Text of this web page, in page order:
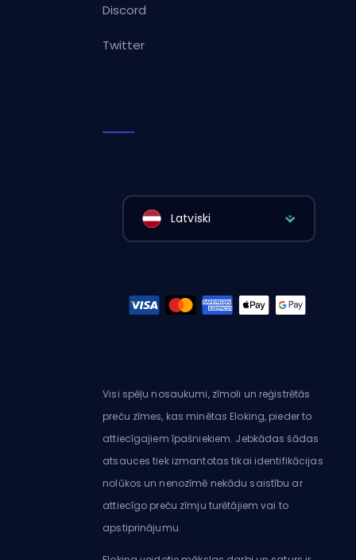
Discord
Twitter
Latviski
Visi spēļu nosaukumi, zīmoli un reģistrētās
preču zīmes, kas minētas Eloking, pieder to
attiecīgajiem īpašniekiem. Jebkādas šādas
atsauces tiek izmantotas tikai identifikācijas
nolūkos un nenozīmē nekādu saistību ar
attiecīgo preču zīmju turētājiem vai to
apstiprinājumu.